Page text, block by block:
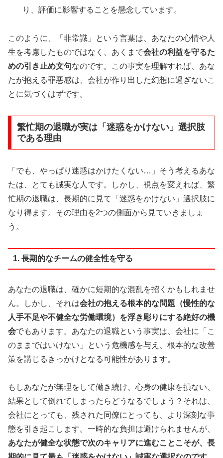
り、評価に影響することを懸念しています。
このように、「非常識」という言葉は、あなたの心情や人
生を考慮したものではなく、あくまで会社の利益を守るた
めの引き止め文句なのです。この事実を理解すれば、あな
たが抱える罪悪感は、会社が作り出した幻想に過ぎないこ
とに気づくはずです。
繁忙期の退職が実は「迷惑をかけない」選択肢
である理由
「でも、やっぱり迷惑はかけたくない…」そう考えるあな
たは、とても誠実な人です。しかし、視点を変えれば、繁
忙期の退職は、長期的に見て「迷惑をかけない」選択肢に
なり得ます。その理由を2つの側面から見ていきましょ
う。
1. 長期的なチームの健全性を守る
あなたの退職は、確かに短期的な混乱を招くかもしれませ
ん。しかし、それは会社の抱える根本的な問題（慢性的な
人手不足や不健全な労働環境）を浮き彫りにする絶好の機
会でもあります。あなたの退職という事実は、会社に「こ
のままではいけない」という危機感を与え、根本的な改善
策を講じるきっかけとなる可能性があります。
もしあなたが無理をして働き続け、心身の健康を損ない、
結果として倒れてしまったらどうなるでしょう？それは、
会社にとっても、残された同僚にとっても、より深刻な事
態を引き起こします。一時的な負担は避けられませんが、
あなたが健全な状態で次のキャリアに進むことこそが、長